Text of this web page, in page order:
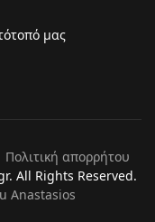
μας
Πολιτική απορρήτου
All Rights Reserved.
Anastasios